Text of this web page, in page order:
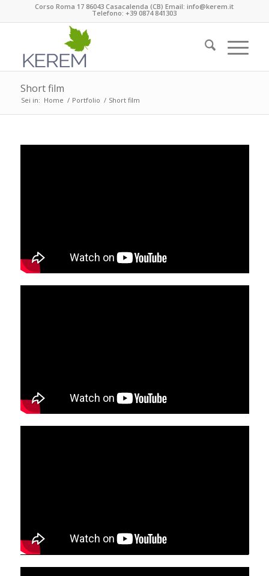
Corso Roma 17 86043 Casacalenda (CB) Email: info@kerem.it
Telefono: +39 0874 841303
Short film
Sei in: Home / Portfolio / Short film